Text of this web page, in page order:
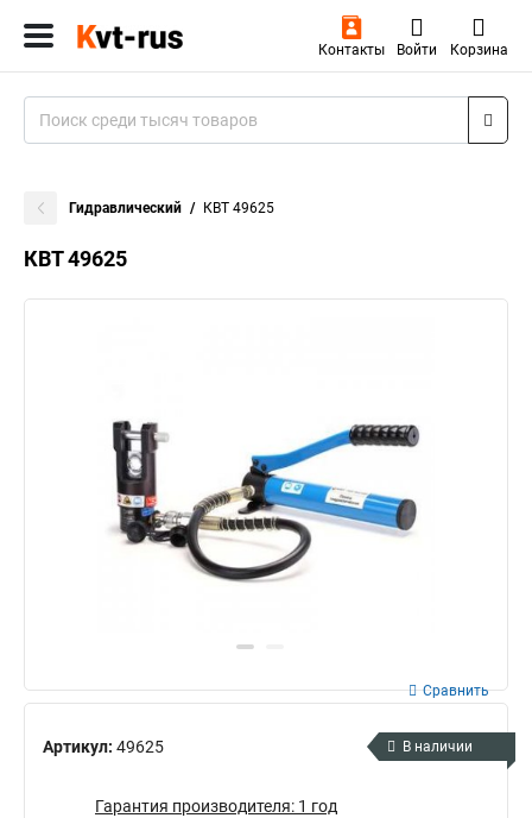
Контакты Войти Корзина
Гидравлический КВТ 49625
КВТ 49625
Артикул: 49625
Сравнить
В наличии
Гарантия производителя: 1 год